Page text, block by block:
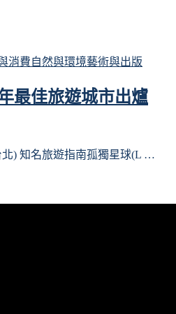
消費自然與環境藝術與出版
最佳旅遊城市出爐
北) 知名旅遊指南孤獨星球(L …